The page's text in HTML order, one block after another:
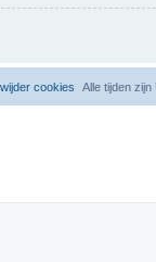
Alle tijden zijn
cookies